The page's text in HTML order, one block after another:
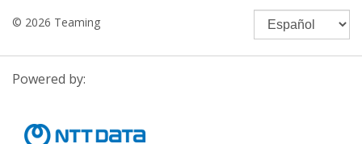
© 2026 Teaming
Powered by: